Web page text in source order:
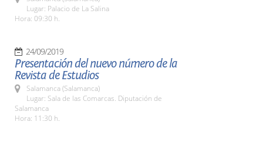
Lugar: Palacio de La Salina
Hora: 09:30 h.
24/09/2019
Presentación del nuevo número de la
Revista de Estudios
Salamanca (Salamanca)
Lugar: Sala de las Comarcas. Diputación de
Salamanca
Hora: 11:30 h.